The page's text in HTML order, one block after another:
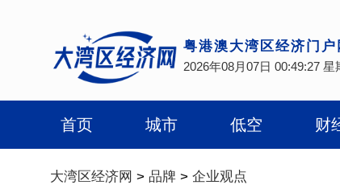
粤港澳大湾区经济门户
2026年08月07日 00:49:28 星
首页 城市 低空 财
大湾区经济网 > 品牌 > 企业观点